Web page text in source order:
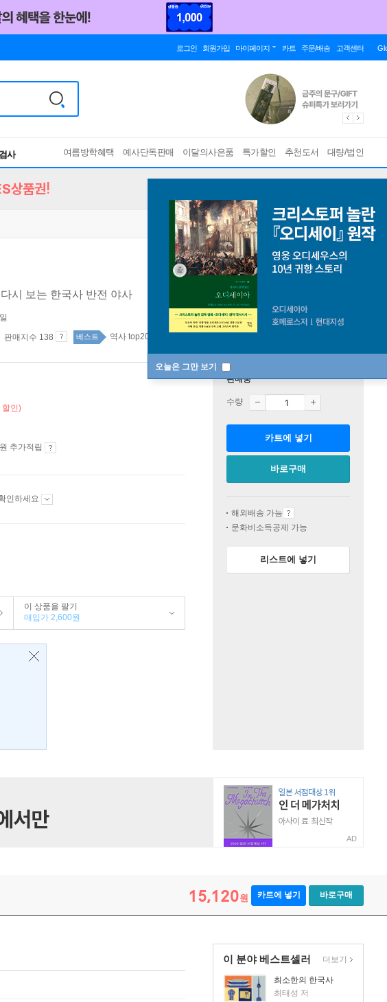
로그인 회원가입 마이페이지 카트 주문/배송 고객센터
사
여름방학혜택 예사단독판매 이달의사은품 특가할인 추천도서 대량/법인
오늘은 그만 보기
상품권!
시 보는 한국사 반전 야사
판매지수 138 베스트 역사 top20 6주
할인)
추가적립
인하세요
이 상품을 팔기
매입가 2,600원
판매중
수량
카트에 넣기
바로구매
해외배송 가능
문화비소득공제 가능
리스트에 넣기
AD
15,120원 카트에 넣기 바로구매
이 분야 베스트셀러
최소한의 한국사
최태성 저
더보기